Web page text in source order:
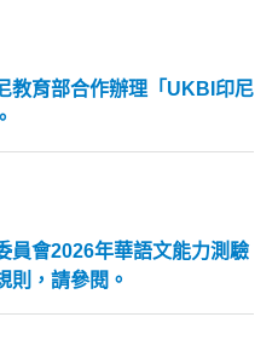
教育部合作辦理「UKBI印尼
員會2026年華語文能力測驗
則，請參閱。